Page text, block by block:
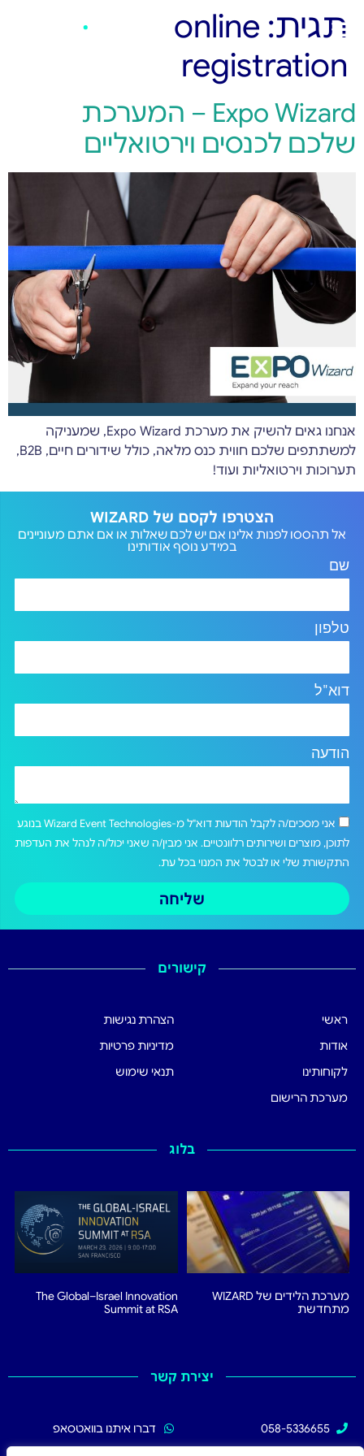
תגית: online
registration
Expo Wizard – המערכת
שלכם לכנסים וירטואליים
אנחנו גאים להשיק את מערכת Expo Wizard, שמעניקה
למשתתפים שלכם חווית כנס מלאה, כולל שידורים חיים, B2B,
תערוכות וירטואליות ועוד!
הצטרפו לקסם של WIZARD
אל תהססו לפנות אלינו אם יש לכם שאלות או אם אתם מעוניינים
במידע נוסף אודותינו
שם
טלפון
דוא"ל
הודעה
אני מסכים/ה לקבל הודעות דוא"ל מ-Wizard Event Technologies בנוגע
לתוכן, מוצרים ושירותים רלוונטיים. אני מבין/ה שאני יכול/ה לנהל את העדפות
התקשורת שלי או לבטל את המנוי בכל עת.
שליחה
קישורים
ראשי
אודות
לקוחותינו
מערכת הרישום
הצהרת נגישות
מדיניות פרטיות
תנאי שימוש
בלוג
מערכת הלידים של WIZARD
מתחדשת
The Global–Israel Innovation
Summit at RSA
יצירת קשר
058-5336655
דברו איתנו בוואטסאפ